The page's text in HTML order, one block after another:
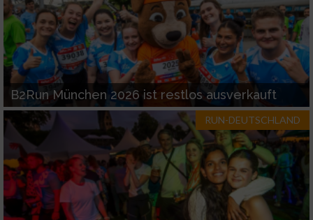
B2Run München 2026 ist restlos ausverkauft
RUN-DEUTSCHLAND